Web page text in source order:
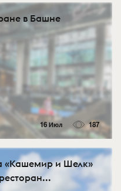
в Башне
16 Июл 187
«Кашемир и Шелк»